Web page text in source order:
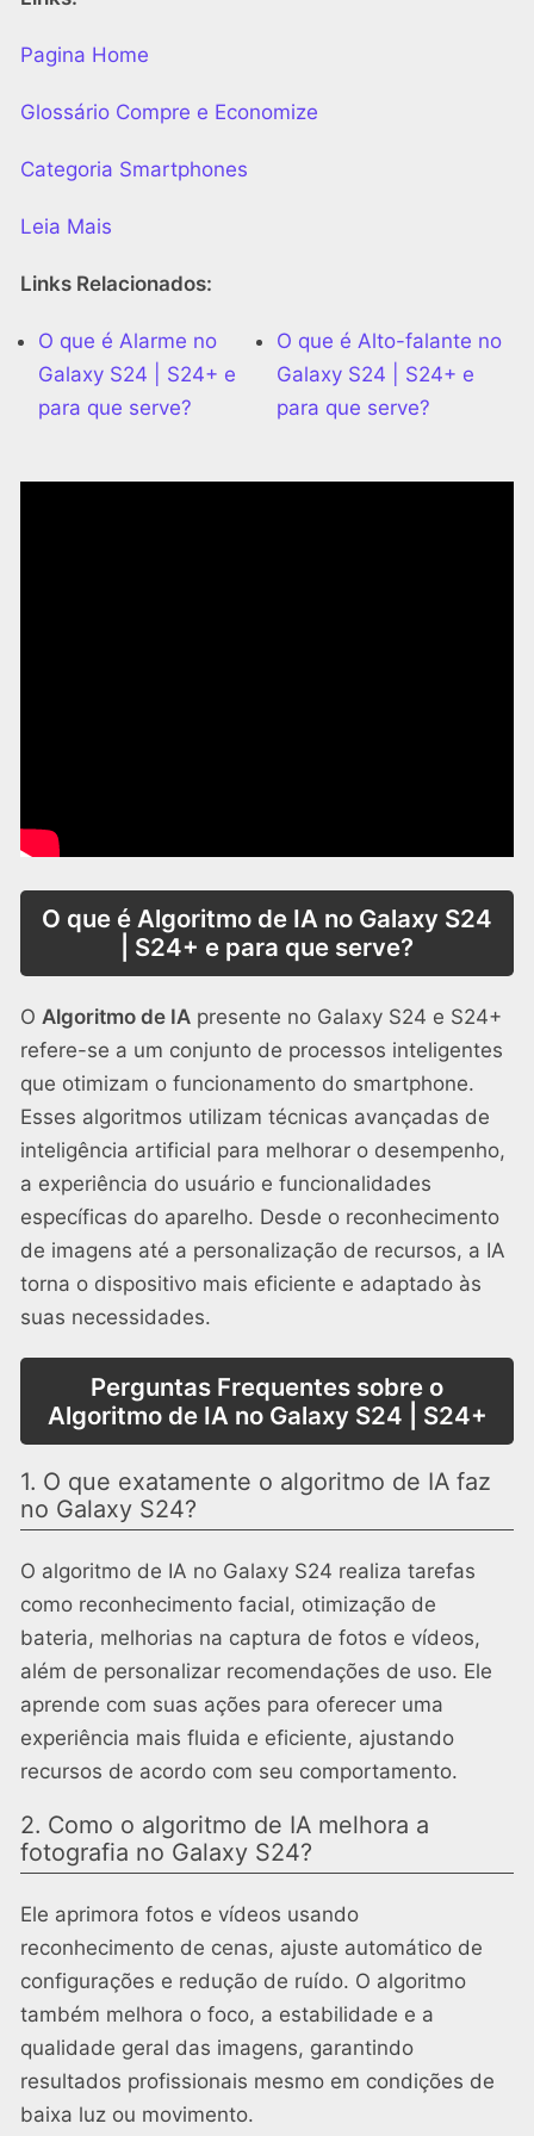
Pagina Home
Glossário Compre e Economize
Categoria Smartphones
Leia Mais
Links Relacionados:
O que é Alarme no
Galaxy S24 | S24+ e
para que serve?
O que é Alto-falante no
Galaxy S24 | S24+ e
para que serve?
O que é Algoritmo de IA no Galaxy S24
| S24+ e para que serve?
O Algoritmo de IA presente no Galaxy S24 e S24+
refere-se a um conjunto de processos inteligentes
que otimizam o funcionamento do smartphone.
Esses algoritmos utilizam técnicas avançadas de
inteligência artificial para melhorar o desempenho,
a experiência do usuário e funcionalidades
específicas do aparelho. Desde o reconhecimento
de imagens até a personalização de recursos, a IA
torna o dispositivo mais eficiente e adaptado às
suas necessidades.
Perguntas Frequentes sobre o
Algoritmo de IA no Galaxy S24 | S24+
1. O que exatamente o algoritmo de IA faz
no Galaxy S24?
O algoritmo de IA no Galaxy S24 realiza tarefas
como reconhecimento facial, otimização de
bateria, melhorias na captura de fotos e vídeos,
além de personalizar recomendações de uso. Ele
aprende com suas ações para oferecer uma
experiência mais fluida e eficiente, ajustando
recursos de acordo com seu comportamento.
2. Como o algoritmo de IA melhora a
fotografia no Galaxy S24?
Ele aprimora fotos e vídeos usando
reconhecimento de cenas, ajuste automático de
configurações e redução de ruído. O algoritmo
também melhora o foco, a estabilidade e a
qualidade geral das imagens, garantindo
resultados profissionais mesmo em condições de
baixa luz ou movimento.